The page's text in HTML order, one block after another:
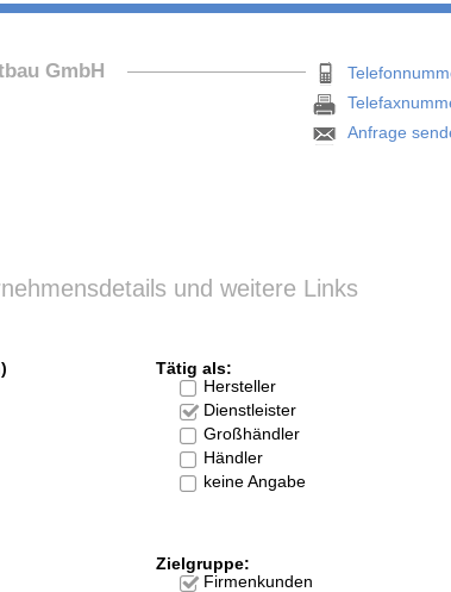
GmbH
Anfrage
und weitere Links
Tätig als:
Hersteller
Dienstleister
Großhändler
Händler
keine Angabe
Zielgruppe:
Firmenkunden